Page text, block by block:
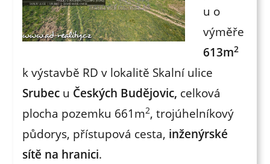
u o
výměře
613m2
k výstavbě RD v lokalitě Skalní ulice
Srubec u Českých Budějovic, celková
plocha pozemku 661m2, trojúhelníkový
půdorys, přístupová cesta, inženýrské
sítě na hranici.